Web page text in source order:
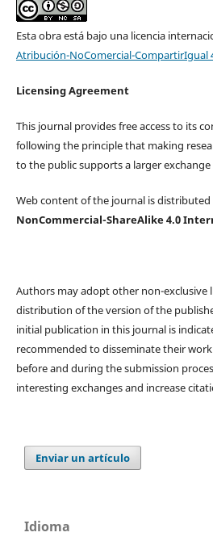
Esta obra está bajo una licencia
Atribución-NoComercial-CompartirIgual
Licensing Agreement
This journal provides free access to its
following the principle that making
to the public supports a larger
Web content of the journal is distributed
NonCommercial-ShareAlike 4.0
Authors may adopt other non-exclusive
distribution of the version of the
initial publication in this journal is
recommended to disseminate their
before and during the submission
interesting exchanges and increase
Enviar un artículo
Idioma